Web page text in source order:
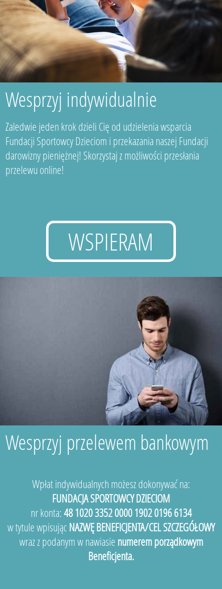
Wesprzyj indywidualnie
Zaledwie jeden krok dzieli Cię od udzielenia wsparcia
Fundacji Sportowcy Dzieciom i przekazania naszej Fundacji
darowizny pieniężnej! Skorzystaj z możliwości przesłania
przelewu online!
WSPIERAM
Wesprzyj przelewem bankowym
Wpłat indywidualnych możesz dokonywać na:
FUNDACJA SPORTOWCY DZIECIOM
nr konta: 48 1020 3352 0000 1902 0196 6134
w tytule wpisującNAZWĘ BENEFICJENTA/CEL SZCZEGÓŁOWY
wraz z podanym w nawiasie numerem porządkowym
Beneficjenta.